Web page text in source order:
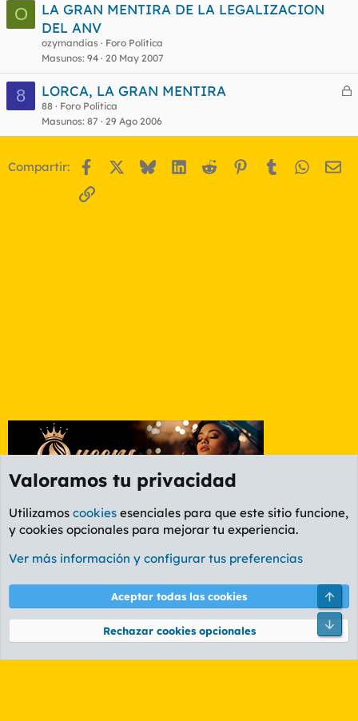
O
LA GRAN MENTIRA DE LA LEGALIZACION
DEL ANV
ozymandias
Foro Política
Masunos 94 20 May 2007
8
C
r
LORCA, LA GRAN MENTIRA
88
Foro Política
Masunos 87 29 Ago 2006
Compartir: Facebook BlueskyLinkedIn
Reddit Pinterest
Tumblr
Enlace
Foro General
Cookies
PL OLDSTYLE AMARILLO
Términos y reglas Política de privacidad Ayuda
Community platform by XenForo® © 2010-2026 XenForo Ltd.
Valoramos tu privacidad
Utilizamos cookies esenciales para que este sitio funcione,
y cookies opcionales para mejorar tu experiencia.
Ver más información y configurar tus preferencias
Aceptar todas las cookies
Rechazar cookies opcionales
Pie